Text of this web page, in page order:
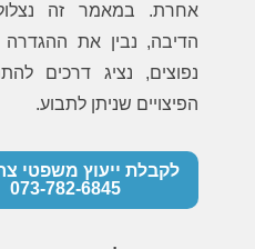
אחרת. במאמר זה
הדיבה, נבין את
נפוצים, נציג דרכים
הפיצויים שניתן לתבוע.
לקבלת ייעוץ משפטי
073-782-6845